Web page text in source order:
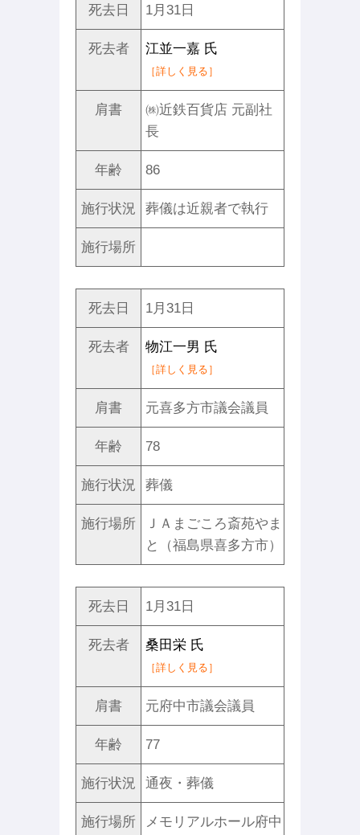
死去日 1月31日
死去者 江並一嘉 氏
［詳しく見る］
肩書
㈱近鉄百貨店 元副社
長
年齢 86
施行状況 葬儀は近親者で執行
施行場所
死去日 1月31日
死去者 物江一男 氏
［詳しく見る］
肩書 元喜多方市議会議員
年齢 78
施行状況 葬儀
施行場所
ＪＡまごころ斎苑やま
と（福島県喜多方市）
死去日 1月31日
死去者 桑田栄 氏
［詳しく見る］
肩書 元府中市議会議員
年齢 77
施行状況 通夜・葬儀
施行場所
メモリアルホール府中